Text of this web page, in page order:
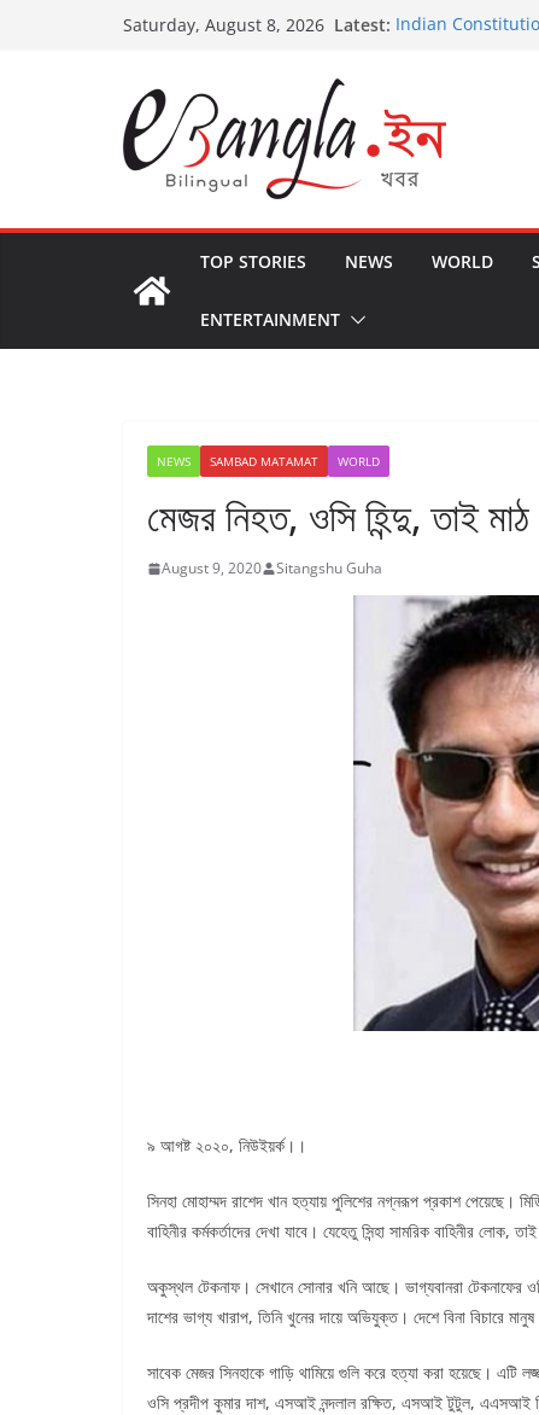
Saturday, August 8, 2026 Latest: Indian
২০২৬ এর বঙ্গ সম্মেলন
The U.S.-EU
TOP STORIES NEWS WORLD
ENTERTAINMENT
NEWS SAMBAD MATAMAT WORLD
মেজর নিহত, ওসি হিন্দু, তাই
August 9, 2020 Sitangshu Guha
৯ আগষ্ট ২০২০, নিউইয়র্ক।।
সিনহা মোহাম্মদ রাশেদ খান হত্যায় পুলিশের নগ্নরূপ প্রকাশ পেয়েছে।
বাহিনীর কর্মকর্তাদের দেখা যাবে। যেহেতু সিন্হা সামরিক বাহিনীর
অকুস্থল টেকনাফ। সেখানে সোনার খনি আছে। ভাগ্যবানরা টেকনাফের
দাশের ভাগ্য খারাপ, তিনি খুনের দায়ে অভিযুক্ত। দেশে বিনা বিচারে
সাবেক মেজর সিনহাকে গাড়ি থামিয়ে গুলি করে হত্যা করা হয়েছে। এটি
ওসি প্রদীপ কুমার দাশ, এসআই নন্দলাল রক্ষিত, এসআই টুটুল, এএসআই